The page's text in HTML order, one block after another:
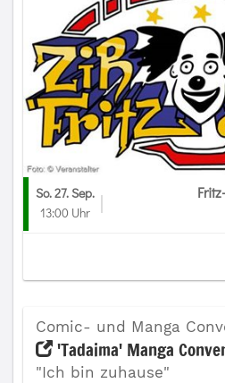
So. 27. Sep.
13:00 Uhr
Comic- und Manga
'Tadaima' Manga
"Ich bin zuhause"